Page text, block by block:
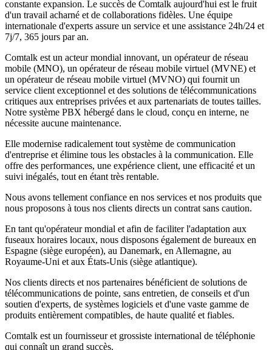
constante expansion. Le succès de Comtalk aujourd'hui est le fruit
d'un travail acharné et de collaborations fidèles. Une équipe
internationale d'experts assure un service et une assistance 24h/24 et
7j/7, 365 jours par an.
Comtalk est un acteur mondial innovant, un opérateur de réseau
mobile (MNO), un opérateur de réseau mobile virtuel (MVNE) et
un opérateur de réseau mobile virtuel (MVNO) qui fournit un
service client exceptionnel et des solutions de télécommunications
critiques aux entreprises privées et aux partenariats de toutes tailles.
Notre système PBX hébergé dans le cloud, conçu en interne, ne
nécessite aucune maintenance.
Elle modernise radicalement tout système de communication
d'entreprise et élimine tous les obstacles à la communication. Elle
offre des performances, une expérience client, une efficacité et un
suivi inégalés, tout en étant très rentable.
Nous avons tellement confiance en nos services et nos produits que
nous proposons à tous nos clients directs un contrat sans caution.
En tant qu'opérateur mondial et afin de faciliter l'adaptation aux
fuseaux horaires locaux, nous disposons également de bureaux en
Espagne (siège européen), au Danemark, en Allemagne, au
Royaume-Uni et aux États-Unis (siège atlantique).
Nos clients directs et nos partenaires bénéficient de solutions de
télécommunications de pointe, sans entretien, de conseils et d'un
soutien d'experts, de systèmes logiciels et d'une vaste gamme de
produits entièrement compatibles, de haute qualité et fiables.
Comtalk est un fournisseur et grossiste international de téléphonie
qui connaît un grand succès.